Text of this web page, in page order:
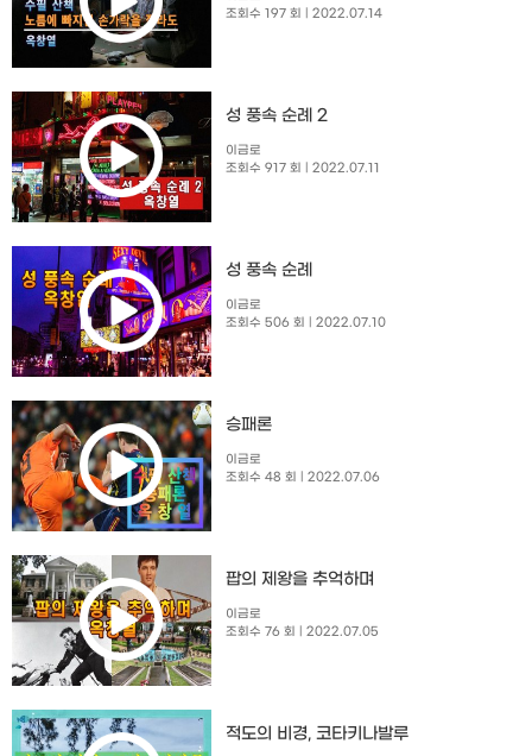
조회수 197 회
| 2022.07.14
성 풍속 순례 2
이금로
조회수 917 회
| 2022.07.11
성 풍속 순례
이금로
조회수 506 회
| 2022.07.10
승패론
이금로
조회수 48 회
| 2022.07.06
팝의 제왕을 추억하며
이금로
조회수 76 회
| 2022.07.05
적도의 비경, 코타키나발루